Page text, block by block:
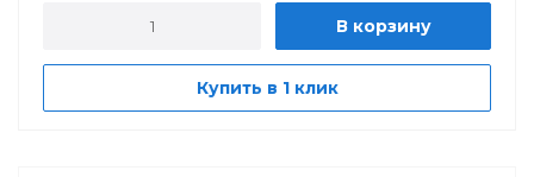
В корзину
Купить в 1 клик